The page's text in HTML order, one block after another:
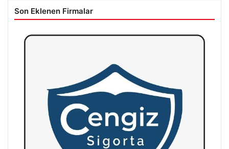
Son Eklenen Firmalar